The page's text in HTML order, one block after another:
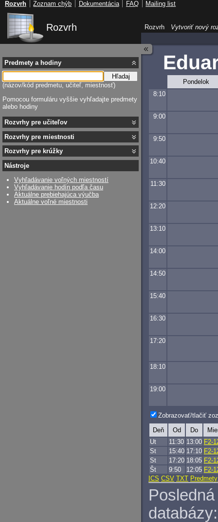
Rozvrh
Pondelok
8:10
9:00
9:50
10:40
11:30
12:20
13:10
14:00
14:50
15:40
16:30
17:20
18:10
19:00
Zobrazovať/tlačiť
Deň Od Do
Ut
11:30 13:00 F2-
St
15:40 17:10 F2-
St
17:20 18:05 F2-
Št
9:50 12:05 F2-
ICS CSV TXT Predmety
databázy:
Predmety a hodiny
Hľadaj
(názov/kód predmetu, učiteľ, miestnosť)
Pomocou formuláru vyššie vyhľadajte predmety
alebo hodiny
Rozvrhy pre učiteľov
Rozvrhy pre miestnosti
Rozvrhy pre krúžky
Nástroje
Vyhľadávanie voľných miestností
Vyhľadávanie hodín podľa času
Aktuálne prebiehajúca výučba
Aktuálne voľné miestnosti
Rozvrh Vytvoriť nový
Rozvrh Zoznam chýb Dokumentácia FAQ Mailing list